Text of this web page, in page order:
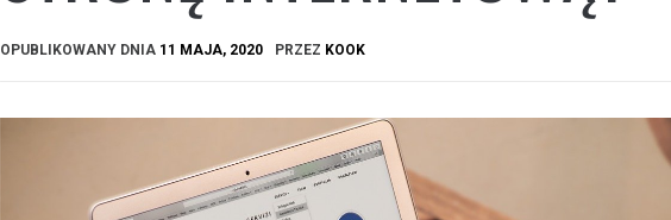
OPUBLIKOWANY DNIA 11 MAJA, 2020 PRZEZ KOOK